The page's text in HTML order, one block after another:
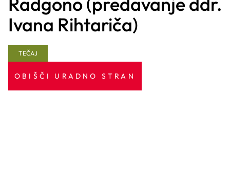
Ivana Rihtariča)
TEČAJ
OBIŠČI URADNO STRAN